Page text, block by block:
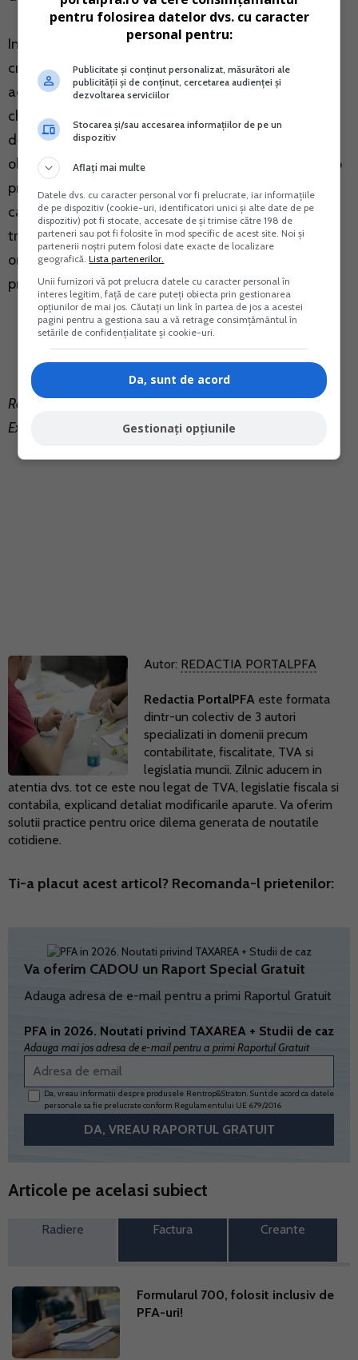
In opinia mea, daca aveti posibilitatea recuperarii
creantei de la persoana fizica si aceasta doreste sa
achite datoria PFA-ului, recuperati aceasta creanta
chiar daca taiati chitanta pe numele persoanei fizice,
deoarece orice debitor are si dreptul, nu numai
obligatia, de a-si achita datoriile. In anul 2017 a fost o
propunere legislativa, care nu s-a materializat, prin
care se dorea ca obligatiile fiscale ale unui PFA sa se
transfere in sarcina persoanei fizice, dar era vorba,
oricum, despre obligatiile catre stat, nu despre cele
private.
Raspuns oferit peportalcontabilitate.rode Cristina Cret -
Expert Contabil.
Autor: REDACTIA PORTALPFA
Redactia PortalPFA este formata
dintr-un colectiv de 3 autori
specializati in domenii precum
contabilitate, fiscalitate, TVA si
legislatia muncii. Zilnic aducem in
atentia dvs. tot ce este nou legat de TVA, legislatie fiscala si
contabila, explicand detaliat modificarile aparute. Va oferim
solutii practice pentru orice dilema generata de noutatile
cotidiene.
Ti-a placut acest articol? Recomanda-l prietenilor:
Va oferim CADOU un Raport Special Gratuit
Adauga adresa de e-mail pentru a primi Raportul Gratuit
PFA in 2026. Noutati privind TAXAREA + Studii de caz
Adauga mai jos adresa de e-mail pentru a primi Raportul Gratuit
Da, vreau informatii despre produsele Rentrop&Straton. Sunt de acord ca datele
personale sa fie prelucrate conform Regulamentului UE 679/2016
Articole pe acelasi subiect
Radiere Factura Creante
Formularul 700, folosit inclusiv de
PFA-uri!
pentru folosirea datelor dvs. cu caracter
personal pentru:
Publicitate și conținut personalizat, măsurători ale
publicității și de conținut, cercetarea audienței și
dezvoltarea serviciilor
Stocarea și/sau accesarea informațiilor de pe un
dispozitiv
Aflați mai multe
Datele dvs. cu caracter personal vor fi prelucrate, iar informațiile
de pe dispozitiv (cookie-uri, identificatori unici și alte date de pe
dispozitiv) pot fi stocate, accesate de și trimise către 198 de
parteneri sau pot fi folosite în mod specific de acest site. Noi și
partenerii noștri putem folosi date exacte de localizare
geografică.Lista partenerilor.
Unii furnizori vă pot prelucra datele cu caracter personal în
interes legitim, față de care puteți obiecta prin gestionarea
opțiunilor de mai jos. Căutați un link în partea de jos a acestei
pagini pentru a gestiona sau a vă retrage consimțământul în
setările de confidențialitate și cookie-uri.
Da, sunt de acord
Gestionați opțiunile